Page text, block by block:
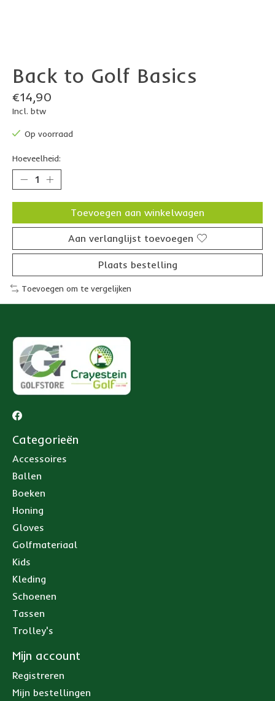
Back to Golf Basics
€14,90
Incl. btw
Op voorraad
Hoeveelheid:
Toevoegen aan winkelwagen
Aan verlanglijst toevoegen
Plaats bestelling
Toevoegen om te vergelijken
Categorieën
Accessoires
Ballen
Boeken
Honing
Gloves
Golfmateriaal
Kids
Kleding
Schoenen
Tassen
Trolley's
Mijn account
Registreren
Mijn bestellingen